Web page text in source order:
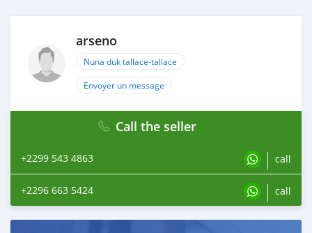
arseno
Nuna duk tallace-tallace
Envoyer un message
Call the seller
+2299 543 4863 call
+2296 663 5424 call